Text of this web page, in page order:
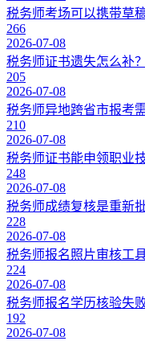
税务师考场可以携带草
266
2026-07-08
税务师证书遗失怎么补
205
2026-07-08
税务师异地跨省市报考
210
2026-07-08
税务师证书能申领职业
248
2026-07-08
税务师成绩复核是重新
228
2026-07-08
税务师报名照片审核工
224
2026-07-08
税务师报名学历核验失
192
2026-07-08